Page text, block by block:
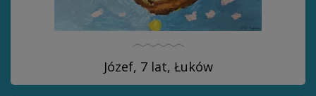
Józef, 7 lat, Łuków